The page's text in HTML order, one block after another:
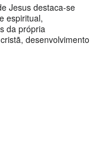
Jesus destaca-se
espiritual,
da própria
desenvolvimento